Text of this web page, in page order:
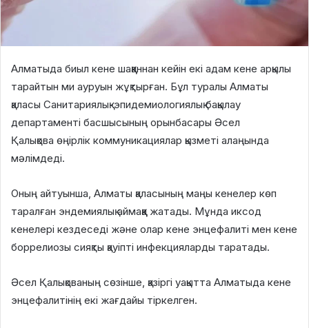
Алматыда биыл кене шаққаннан кейін екі адам кене арқылы
тарайтын ми ауруын жұқтырған. Бұл туралы Алматы
қаласы Санитариялық-эпидемиологиялық бақылау
департаменті басшысының орынбасары Әсел
Қалықова өңірлік коммуникациялар қызметі алаңында
мәлімдеді.
Оның айтуынша, Алматы қаласының маңы кенелер көп
таралған эндемиялық аймаққа жатады. Мұнда иксод
кенелері кездеседі және олар кене энцефалиті мен кене
боррелиозы сияқты қауіпті инфекцияларды таратады.
Әсел Қалықованың сөзінше, қазіргі уақытта Алматыда кене
энцефалитінің екі жағдайы тіркелген.